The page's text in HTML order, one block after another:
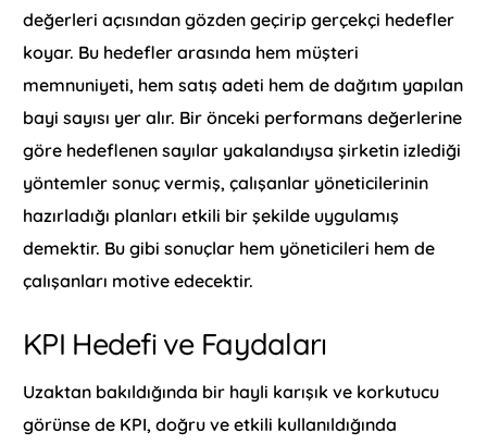
değerleri açısından gözden geçirip gerçekçi hedefler
koyar. Bu hedefler arasında hem müşteri
memnuniyeti, hem satış adeti hem de dağıtım yapılan
bayi sayısı yer alır. Bir önceki performans değerlerine
göre hedeflenen sayılar yakalandıysa şirketin izlediği
yöntemler sonuç vermiş, çalışanlar yöneticilerinin
hazırladığı planları etkili bir şekilde uygulamış
demektir. Bu gibi sonuçlar hem yöneticileri hem de
çalışanları motive edecektir.
KPI Hedefi ve Faydaları
Uzaktan bakıldığında bir hayli karışık ve korkutucu
görünse de KPI, doğru ve etkili kullanıldığında